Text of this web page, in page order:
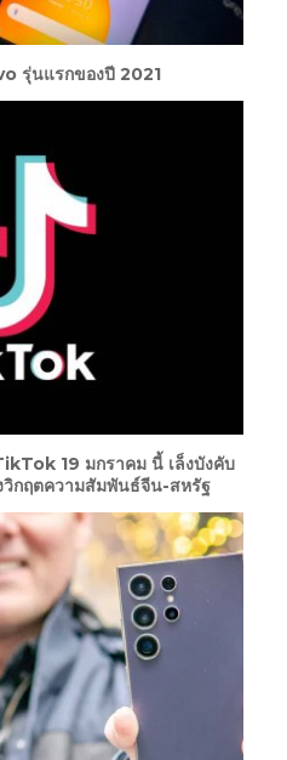
รุ่นแรกของปี 2021
19 มกราคม นี้ เล็งบังคับ
กฤตความสัมพันธ์จีน-สหรัฐ